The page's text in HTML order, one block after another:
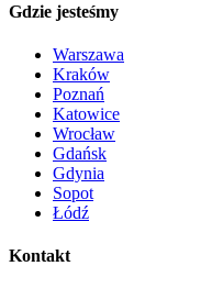
Gdzie jesteśmy
Warszawa
Kraków
Poznań
Katowice
Wrocław
Gdańsk
Gdynia
Sopot
Łódź
Kontakt